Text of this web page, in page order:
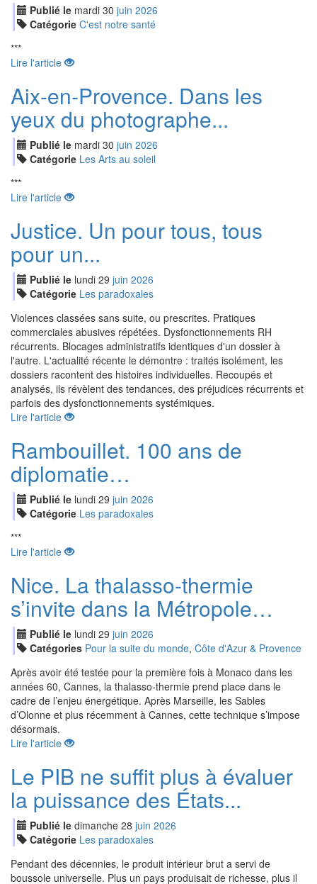
Publié le mardi 30 juin 2026
Catégorie C'est notre santé
***
Lire l'article
Aix-en-Provence. Dans les
yeux du photographe...
Publié le mardi 30 juin 2026
Catégorie Les Arts au soleil
***
Lire l'article
Justice. Un pour tous, tous
pour un...
Publié le lundi 29 juin 2026
Catégorie Les paradoxales
Violences classées sans suite, ou prescrites. Pratiques
commerciales abusives répétées. Dysfonctionnements RH
récurrents. Blocages administratifs identiques d'un dossier à
l'autre. L'actualité récente le démontre : traités isolément, les
dossiers racontent des histoires individuelles. Recoupés et
analysés, ils révèlent des tendances, des préjudices récurrents et
parfois des dysfonctionnements systémiques.
Lire l'article
Rambouillet. 100 ans de
diplomatie…
Publié le lundi 29 juin 2026
Catégorie Les paradoxales
***
Lire l'article
Nice. La thalasso-thermie
s’invite dans la Métropole…
Publié le lundi 29 juin 2026
Catégories Pour la suite du monde, Côte d'Azur & Provence
Après avoir été testée pour la première fois à Monaco dans les
années 60, Cannes, la thalasso-thermie prend place dans le
cadre de l’enjeu énergétique. Après Marseille, les Sables
d’Olonne et plus récemment à Cannes, cette technique s’impose
désormais.
Lire l'article
Le PIB ne suffit plus à évaluer
la puissance des États...
Publié le dimanche 28 juin 2026
Catégorie Les paradoxales
Pendant des décennies, le produit intérieur brut a servi de
boussole universelle. Plus un pays produisait de richesse, plus il